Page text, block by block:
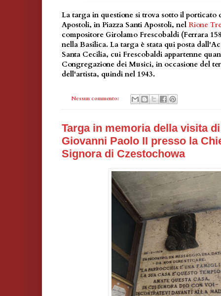
La targa in questione si trova sotto il porticato
Apostoli, in Piazza Santi Apostoli, nel Rione
compositore Girolamo Frescobaldi (Ferrara
nella Basilica. La targa è stata qui posta
Santa Cecilia, cui Frescobaldi appartenne
Congregazione dei Musici, in occasione del
dell'artista, quindi nel 1943.
Nessun commento:
Targa in memoria della visita
Giovanni Paolo II presso la
Signora di Czestochowa